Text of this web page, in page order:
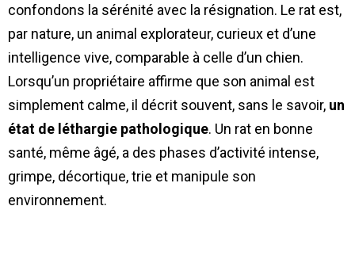
confondons la sérénité avec la résignation. Le rat est,
par nature, un animal explorateur, curieux et d’une
intelligence vive, comparable à celle d’un chien.
Lorsqu’un propriétaire affirme que son animal est
simplement calme, il décrit souvent, sans le savoir, un
état de léthargie pathologique. Un rat en bonne
santé, même âgé, a des phases d’activité intense,
grimpe, décortique, trie et manipule son
environnement.